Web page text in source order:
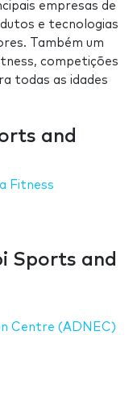
empresas de
e tecnologias
Também um
competições
todas as idades
and
Fitness
Sports and
Centre (ADNEC)